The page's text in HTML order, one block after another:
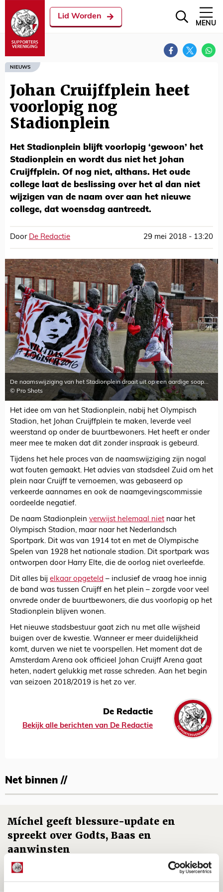
Lid Worden
MENU
NIEUWS
Johan Cruijffplein heet
voorlopig nog
Stadionplein
Het Stadionplein blijft voorlopig ‘gewoon’ het
Stadionplein en wordt dus niet het Johan
Cruijffplein. Of nog niet, althans. Het oude
college laat de beslissing over het al dan niet
wijzigen van de naam over aan het nieuwe
college, dat woensdag aantreedt.
Door De Redactie 29 mei 2018 - 13:20
De naamswijziging van het Stadionplein draait uit op een aardige soap...
© Pro Shots
Het idee om van het Stadionplein, nabij het Olympisch
Stadion, het Johan Cruijffplein te maken, leverde veel
weerstand op onder de buurtbewoners. Het heeft er onder
meer mee te maken dat dit zonder inspraak is gebeurd.
Tijdens het hele proces van de naamswijziging zijn nogal
wat fouten gemaakt. Het advies van stadsdeel Zuid om het
plein naar Cruijff te vernoemen, was gebaseerd op
verkeerde aannames en ook de naamgevingscommissie
oordeelde negatief.
De naam Stadionplein verwijst helemaal niet naar het
Olympisch Stadion, maar naar het Nederlandsch
Sportpark. Dit was van 1914 tot en met de Olympische
Spelen van 1928 het nationale stadion. Dit sportpark was
ontworpen door Harry Elte, die de oorlog niet overleefde.
Dit alles bij elkaar opgeteld – inclusief de vraag hoe innig
de band was tussen Cruijff en het plein – zorgde voor veel
onvrede onder de buurtbewoners, die dus voorlopig op het
Stadionplein blijven wonen.
Het nieuwe stadsbestuur gaat zich nu met alle wijsheid
buigen over de kwestie. Wanneer er meer duidelijkheid
komt, durven we niet te voorspellen. Het moment dat de
Amsterdam Arena ook officieel Johan Cruijff Arena gaat
heten, nadert gelukkig met rasse schreden. Aan het begin
van seizoen 2018/2019 is het zo ver.
De Redactie
Bekijk alle berichten van De Redactie
Net binnen //
Míchel geeft blessure-update en
spreekt over Godts, Baas en
aanwinsten
07 AUGUSTUS 2026 - 14:13